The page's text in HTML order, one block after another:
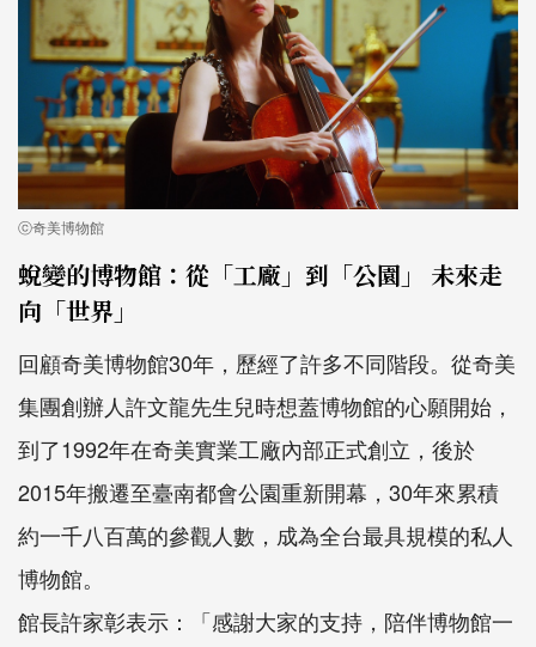
ⓒ奇美博物館
蛻變的博物館：從「工廠」到「公園」 未來走
向「世界」
回顧奇美博物館30年，歷經了許多不同階段。從奇美
集團創辦人許文龍先生兒時想蓋博物館的心願開始，
到了1992年在奇美實業工廠內部正式創立，後於
2015年搬遷至臺南都會公園重新開幕，30年來累積
約一千八百萬的參觀人數，成為全台最具規模的私人
博物館。
館長許家彰表示：「感謝大家的支持，陪伴博物館一